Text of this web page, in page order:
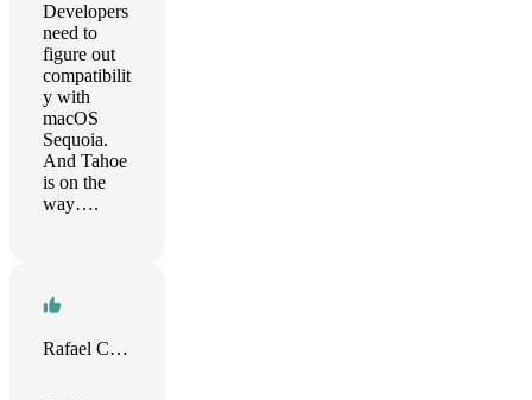
Developers
need to
figure out
compatibilit
y with
macOS
Sequoia.
And Tahoe
is on the
way….
Rafael Corrêa